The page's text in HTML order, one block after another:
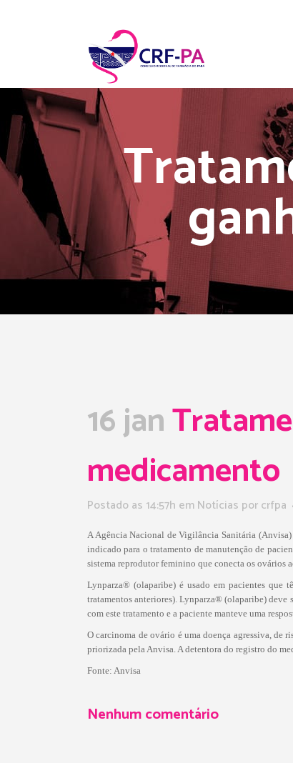
16 jan
medicamento
Postado as 14:57h emNotícias porcrfpa
A Agência Nacional de Vigilância Sanitária
indicado para o tratamento de manutenção de
sistema reprodutor feminino que conecta os ovários
Lynparza® (olaparibe) é usado em pacientes que
tratamentos anteriores). Lynparza® (olaparibe) deve
com este tratamento e a paciente manteve uma
O carcinoma de ovário é uma doença agressiva, de
priorizada pela Anvisa. A detentora do registro do
Fonte: Anvisa
Nenhum comentário